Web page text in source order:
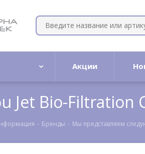
Акции
Jet Bio-Filtration
- Бренды - Мы представляем